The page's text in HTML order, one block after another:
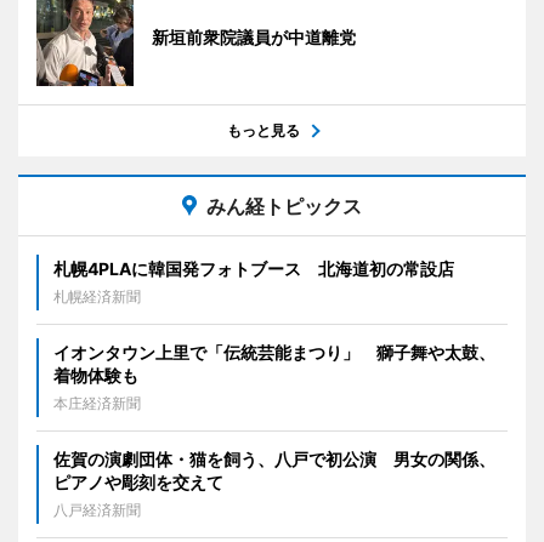
新垣前衆院議員が中道離党
もっと見る
みん経トピックス
札幌4PLAに韓国発フォトブース 北海道初の常設店
札幌経済新聞
イオンタウン上里で「伝統芸能まつり」 獅子舞や太鼓、
着物体験も
本庄経済新聞
佐賀の演劇団体・猫を飼う、八戸で初公演 男女の関係、
ピアノや彫刻を交えて
八戸経済新聞